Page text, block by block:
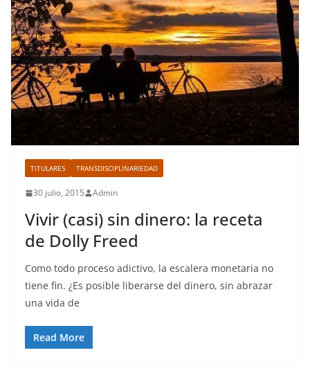
TITULARES TRANSDISCIPLINARIEDAD
30 julio, 2015 Admin
Vivir (casi) sin dinero: la receta
de Dolly Freed
Como todo proceso adictivo, la escalera monetaria no
tiene fin. ¿Es posible liberarse del dinero, sin abrazar
una vida de
Read More